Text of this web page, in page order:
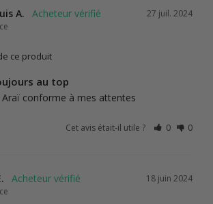
27 juil. 2024
A.
ce produit
au top
conforme à mes attentes
Cet avis était-il utile ? 0 0
18 juin 2024